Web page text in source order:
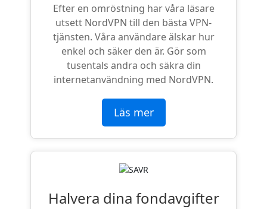
Efter en omröstning har våra läsare
utsett NordVPN till den bästa VPN-
tjänsten. Våra användare älskar hur
enkel och säker den är. Gör som
tusentals andra och säkra din
internetanvändning med NordVPN.
Läs mer
Halvera dina fondavgifter